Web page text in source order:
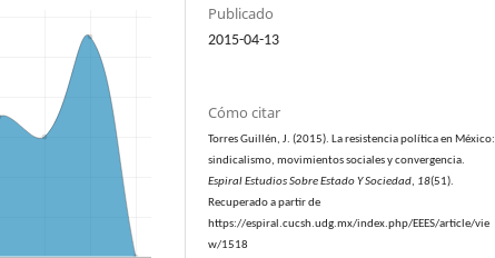
Publicado
2015-04-13
Cómo citar
Torres Guillén, J. (2015). La resistencia política en México:
sindicalismo, movimientos sociales y convergencia.
Espiral Estudios Sobre Estado Y Sociedad, 18(51).
Recuperado a partir de
https://espiral.cucsh.udg.mx/index.php/EEES/article/vie
w/1518